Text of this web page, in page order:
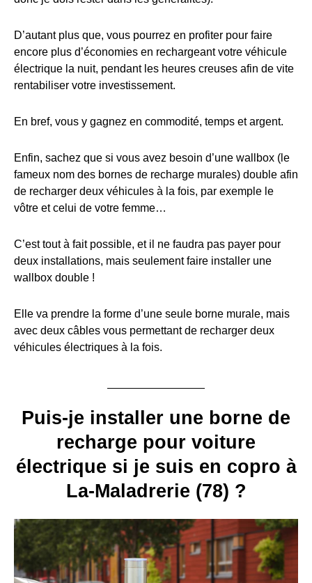
D’autant plus que, vous pourrez en profiter pour faire
encore plus d’économies en rechargeant votre véhicule
électrique la nuit, pendant les heures creuses afin de vite
rentabiliser votre investissement.
En bref, vous y gagnez en commodité, temps et argent.
Enfin, sachez que si vous avez besoin d’une wallbox (le
fameux nom des bornes de recharge murales) double afin
de recharger deux véhicules à la fois, par exemple le
vôtre et celui de votre femme…
C’est tout à fait possible, et il ne faudra pas payer pour
deux installations, mais seulement faire installer une
wallbox double !
Elle va prendre la forme d’une seule borne murale, mais
avec deux câbles vous permettant de recharger deux
véhicules électriques à la fois.
Puis-je installer une borne de
recharge pour voiture
électrique si je suis en copro à
La-Maladrerie (78) ?